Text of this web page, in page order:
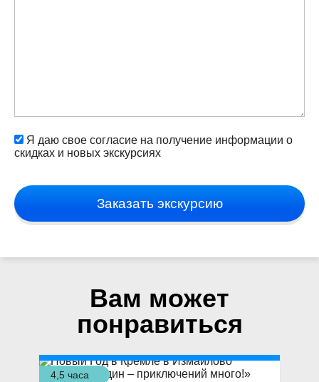
Я даю свое согласие на получение информации о
скидках и новых экскурсиях
Заказать экскурсию
Вам может
понравиться
4,5 часа